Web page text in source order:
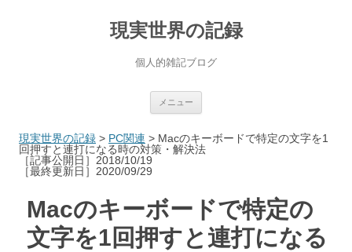
現実世界の記録
個人的雑記ブログ
メニュー
ツ
へ
現実世界の記録 > PC関連 > Macのキーボードで特定の文字を1
回押すと連打になる時の対策・解決法
［記事公開日］2018/10/19
［最終更新日］2020/09/29
Macのキーボードで特定の
文字を1回押すと連打になる